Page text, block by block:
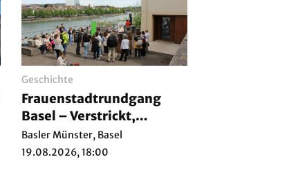
Geschichte
Frauenstadtrundgang
Basel – Verstrickt,
Verborgen, Verdrängt
Basler Münster, Basel
19.08.2026, 18:00